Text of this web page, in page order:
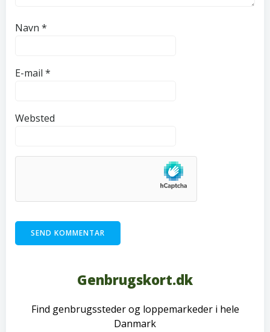
Navn *
E-mail *
Websted
Genbrugskort.dk
Find genbrugssteder og loppemarkeder i hele
Danmark